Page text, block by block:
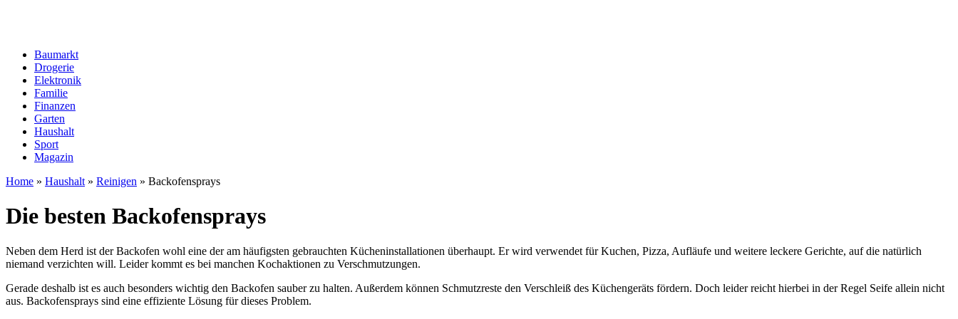
Baumarkt
Drogerie
Elektronik
Familie
Finanzen
Garten
Haushalt
Sport
Magazin
Home » Haushalt » Reinigen » Backofensprays
Die besten Backofensprays
Neben dem Herd ist der Backofen wohl eine der am häufigsten gebrauchten Kücheninstallationen überhaupt. Er wird verwendet für Kuchen, Pizza, Aufläufe und weitere leckere Gerichte, auf die natürlich
niemand verzichten will. Leider kommt es bei manchen Kochaktionen zu Verschmutzungen.
Gerade deshalb ist es auch besonders wichtig den Backofen sauber zu halten. Außerdem können Schmutzreste den Verschleiß des Küchengeräts fördern. Doch leider reicht hierbei in der Regel Seife allein nicht
aus. Backofensprays sind eine effiziente Lösung für dieses Problem.